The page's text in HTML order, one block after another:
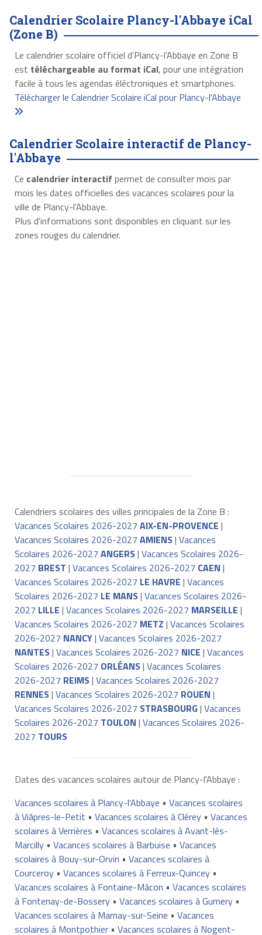
Calendrier Scolaire Plancy-l'Abbaye iCal
(Zone B)
Le calendrier scolaire officiel d'Plancy-l'Abbaye en Zone B
est téléchargeable au format iCal, pour une intégration
facile à tous les agendas éléctroniques et smartphones.
Télécharger le Calendrier Scolaire iCal pour Plancy-l'Abbaye
Calendrier Scolaire interactif de Plancy-
l'Abbaye
Ce calendrier interactif permet de consulter mois par
mois les dates officielles des vacances scolaires pour la
ville de Plancy-l'Abbaye.
Plus d'informations sont disponibles en cliquant sur les
zones rouges du calendrier.
Calendriers scolaires des villes principales de la Zone B :
Vacances Scolaires 2026-2027 AIX-EN-PROVENCE |
Vacances Scolaires 2026-2027 AMIENS| Vacances
Scolaires 2026-2027 ANGERS| Vacances Scolaires 2026-
2027 BREST | Vacances Scolaires 2026-2027 CAEN |
Vacances Scolaires 2026-2027 LE HAVRE | Vacances
Scolaires 2026-2027 LE MANS| Vacances Scolaires 2026-
2027 LILLE | Vacances Scolaires 2026-2027 MARSEILLE |
Vacances Scolaires 2026-2027 METZ | Vacances Scolaires
2026-2027 NANCY| Vacances Scolaires 2026-2027
NANTES| Vacances Scolaires 2026-2027 NICE | Vacances
Scolaires 2026-2027 ORLÉANS| Vacances Scolaires
2026-2027 REIMS| Vacances Scolaires 2026-2027
RENNES| Vacances Scolaires 2026-2027 ROUEN |
Vacances Scolaires 2026-2027 STRASBOURG| Vacances
Scolaires 2026-2027 TOULON | Vacances Scolaires 2026-
2027 TOURS
Dates des vacances scolaires autour de Plancy-l'Abbaye :
Vacances scolaires à Plancy-l'Abbaye • Vacances scolaires
à Viâpres-le-Petit • Vacances scolaires à Clérey• Vacances
scolaires à Verrières • Vacances scolaires à Avant-lès-
Marcilly• Vacances scolaires à Barbuise • Vacances
scolaires à Bouy-sur-Orvin • Vacances scolaires à
Courceroy• Vacances scolaires à Ferreux-Quincey•
Vacances scolaires à Fontaine-Mâcon • Vacances scolaires
à Fontenay-de-Bossery• Vacances scolaires à Gumery•
Vacances scolaires à Marnay-sur-Seine • Vacances
scolaires à Montpothier• Vacances scolaires à Nogent-